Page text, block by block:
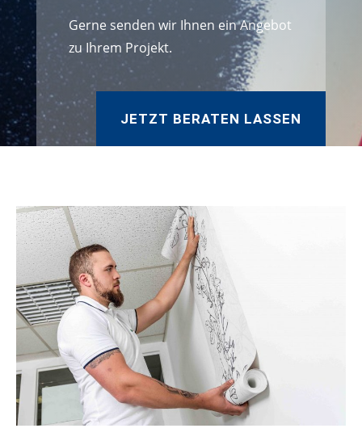
Gerne senden wir Ihnen ein Angebot
zu Ihrem Projekt.
JETZT BERATEN LASSEN